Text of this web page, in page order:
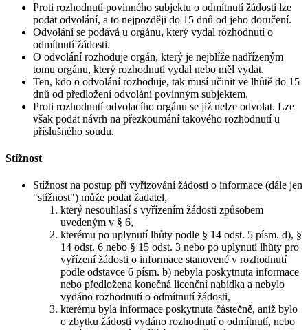
Proti rozhodnutí povinného subjektu o odmítnutí žádosti lze
podat odvolání, a to nejpozději do 15 dnů od jeho doručení.
Odvolání se podává u orgánu, který vydal rozhodnutí o
odmítnutí žádosti.
O odvolání rozhoduje orgán, který je nejblíže nadřízeným
tomu orgánu, který rozhodnutí vydal nebo měl vydat.
Ten, kdo o odvolání rozhoduje, tak musí učinit ve lhůtě do 15
dnů od předložení odvolání povinným subjektem.
Proti rozhodnutí odvolacího orgánu se již nelze odvolat. Lze
však podat návrh na přezkoumání takového rozhodnutí u
příslušného soudu.
Stížnost
Stížnost na postup při vyřizování žádosti o informace (dále jen
"stížnost") může podat žadatel,
který nesouhlasí s vyřízením žádosti způsobem
uvedeným v § 6,
kterému po uplynutí lhůty podle § 14 odst. 5 písm. d), §
14 odst. 6 nebo § 15 odst. 3 nebo po uplynutí lhůty pro
vyřízení žádosti o informace stanovené v rozhodnutí
podle odstavce 6 písm. b) nebyla poskytnuta informace
nebo předložena konečná licenční nabídka a nebylo
vydáno rozhodnutí o odmítnutí žádosti,
kterému byla informace poskytnuta částečně, aniž bylo
o zbytku žádosti vydáno rozhodnutí o odmítnutí, nebo